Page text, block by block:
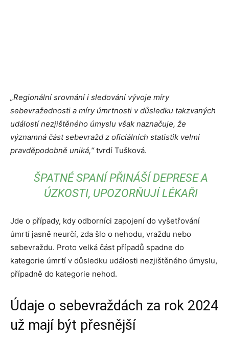
„Regionální srovnání i sledování vývoje míry
sebevražednosti a míry úmrtnosti v důsledku takzvaných
událostí nezjištěného úmyslu však naznačuje, že
významná část sebevražd z oficiálních statistik velmi
pravděpodobně uniká,“tvrdí Tušková.
ŠPATNÉ SPANÍ PŘINÁŠÍ DEPRESE A
ÚZKOSTI, UPOZORŇUJÍ LÉKAŘI
Jde o případy, kdy odborníci zapojení do vyšetřování
úmrtí jasně neurčí, zda šlo o nehodu, vraždu nebo
sebevraždu. Proto velká část případů spadne do
kategorie úmrtí v důsledku události nezjištěného úmyslu,
případně do kategorie nehod.
Údaje o sebevraždách za rok 2024
už mají být přesnější